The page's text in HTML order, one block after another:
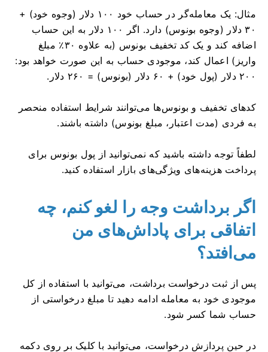
مثال: یک معامله‌گر در حساب خود ۱۰۰ دلار (وجوه خود) +
۳۰ دلار (وجوه بونوس) دارد. اگر ۱۰۰ دلار به این حساب
اضافه کند و یک کد تخفیف بونوس (به علاوه ۳۰٪ مبلغ
واریز) اعمال کند، موجودی حساب به این صورت خواهد بود:
۲۰۰ دلار (پول خود) + ۶۰ دلار (بونوس) = ۲۶۰ دلار.
کدهای تخفیف و بونوس‌ها می‌توانند شرایط استفاده منحصر
به فردی (مدت اعتبار، مبلغ بونوس) داشته باشند.
لطفاً توجه داشته باشید که نمی‌توانید از پول بونوس برای
پرداخت هزینه‌های ویژگی‌های بازار استفاده کنید.
اگر برداشت وجه را لغو کنم، چه
اتفاقی برای پاداش‌های من
می‌افتد؟
پس از ثبت درخواست برداشت، می‌توانید با استفاده از کل
موجودی خود به معامله ادامه دهید تا مبلغ درخواستی از
حساب شما کسر شود.
در حین پردازش درخواست، می‌توانید با کلیک بر روی دکمه